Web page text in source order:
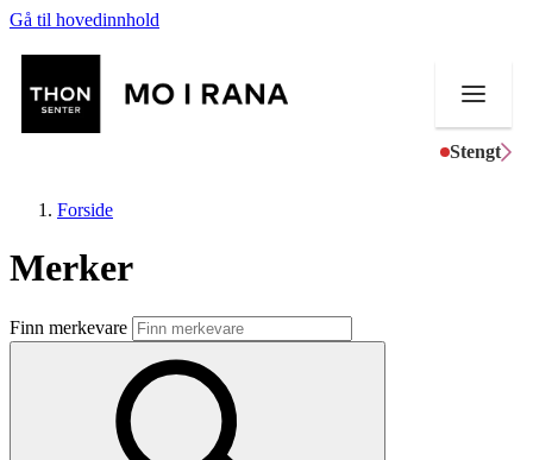
Gå til hovedinnhold
Stengt
Butikker
Mat og drikke
Aktiviteter
Forside
Merker
Finn merkevare